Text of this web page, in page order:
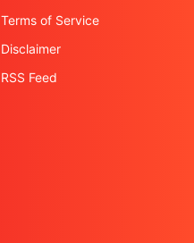
Terms of Service
Disclaimer
RSS Feed